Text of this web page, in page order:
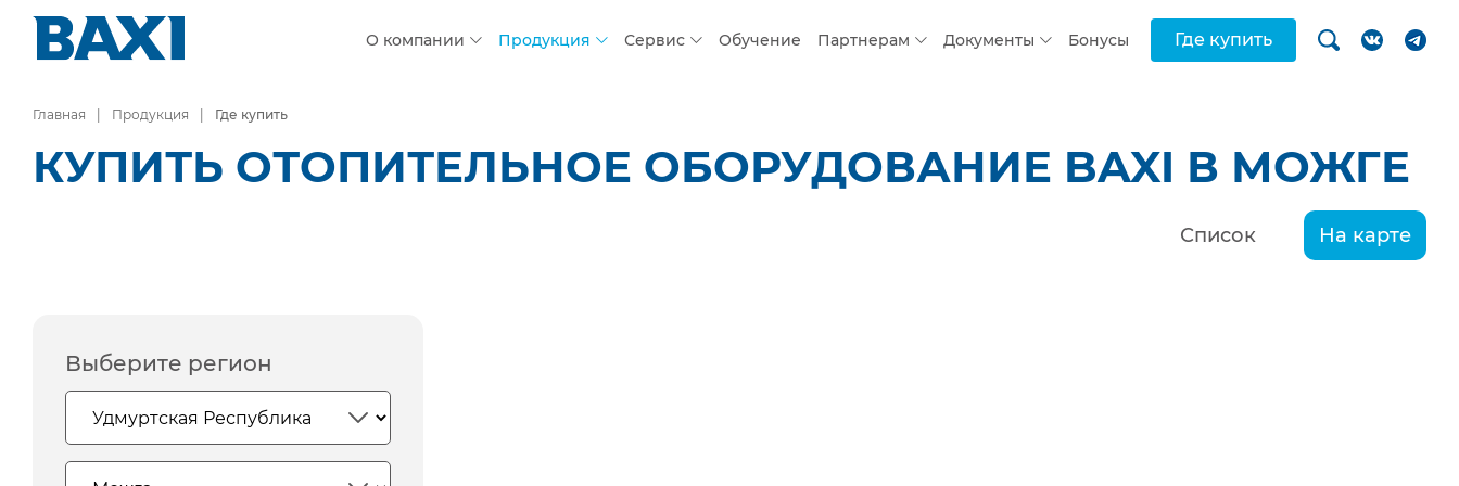
О компании Продукция Сервис Обучение Партнерам Документы Бонусы Где купить
Главная Продукция Где купить
КУПИТЬ ОТОПИТЕЛЬНОЕ ОБОРУДОВАНИЕ BAXI В МОЖГЕ
Список На карте
Выберите регион